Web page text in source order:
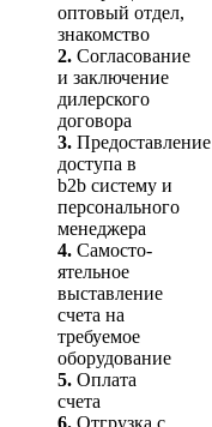
оптовый отдел,
знакомство
2. Согласование
и заключение
дилерского
договора
3. Пре­до­ста­вле­ние
доступа в
b2b систему и
персо­нального
мене­джера
4. Само­сто­-
ятель­ное
выставление
счета на
требуемое
оборудование
5. Оплата
счета
6. Отгрузка с